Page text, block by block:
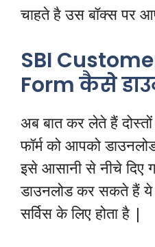
चाहते है उस बॉक्स पर
SBI
Form कैसे
अब बात कर लेते हैं
फॉर्म को आपको
इसे आसानी से नीचे दिए
डाउनलोड कर सकते हैं ये
सर्विस के लिए होता है |